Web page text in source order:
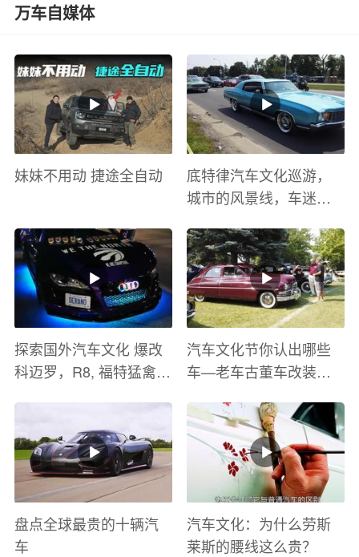
万车自媒体
妹妹不用动 捷途全自动
底特律汽车文化巡游，
城市的风景线，车迷的
探索国外汽车文化 爆改
科迈罗，R8, 福特猛禽
汽车文化节你认出哪些
车—老车古董车改装车
盘点全球最贵的十辆汽
车
汽车文化：为什么劳斯
莱斯的腰线这么贵？